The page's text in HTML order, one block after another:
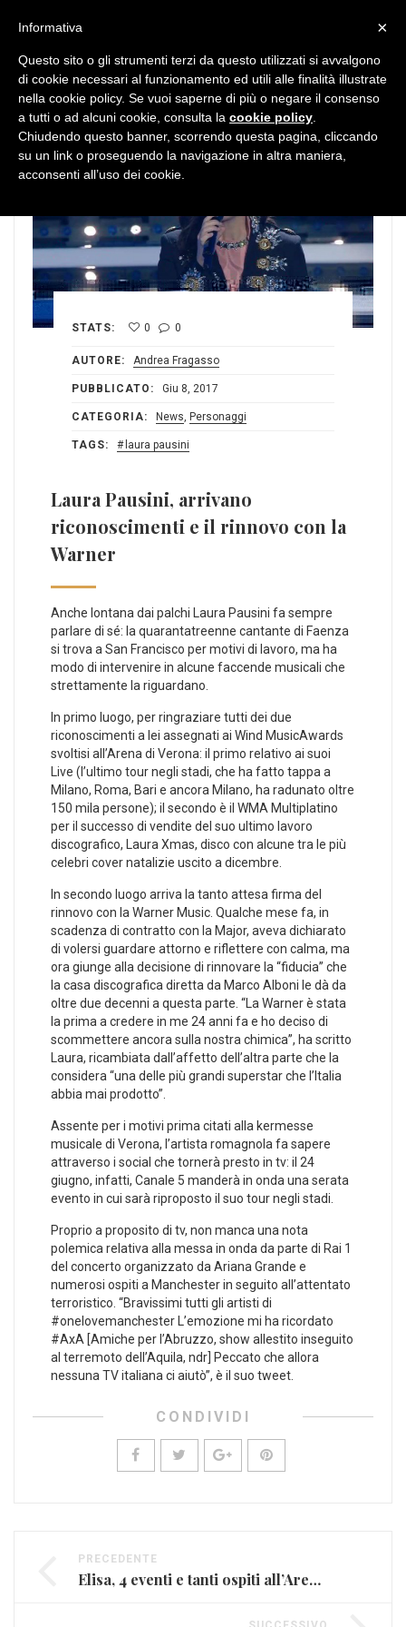
STATS: 0 0
AUTORE: Andrea Fragasso
PUBBLICATO: Giu 8, 2017
CATEGORIA: News Personaggi
TAGS: laura pausini
Laura Pausini, arrivano
riconoscimenti e il rinnovo con la
Warner
Anche lontana dai palchi Laura Pausini fa sempre
parlare di sé: la quarantatreenne cantante di Faenza
si trova a San Francisco per motivi di lavoro, ma ha
modo di intervenire in alcune faccende musicali che
strettamente la riguardano.
In primo luogo, per ringraziare tutti dei due
riconoscimenti a lei assegnati ai Wind MusicAwards
svoltisi all’Arena di Verona: il primo relativo ai suoi
Live (l’ultimo tour negli stadi, che ha fatto tappa a
Milano, Roma, Bari e ancora Milano, ha radunato oltre
150 mila persone); il secondo è il WMA Multiplatino
per il successo di vendite del suo ultimo lavoro
discografico, Laura Xmas, disco con alcune tra le più
celebri cover natalizie uscito a dicembre.
In secondo luogo arriva la tanto attesa firma del
rinnovo con la Warner Music. Qualche mese fa, in
scadenza di contratto con la Major, aveva dichiarato
di volersi guardare attorno e riflettere con calma, ma
ora giunge alla decisione di rinnovare la “fiducia” che
la casa discografica diretta da Marco Alboni le dà da
oltre due decenni a questa parte. “La Warner è stata
la prima a credere in me 24 anni fa e ho deciso di
scommettere ancora sulla nostra chimica”, ha scritto
Laura, ricambiata dall’affetto dell’altra parte che la
considera “una delle più grandi superstar che l’Italia
abbia mai prodotto”.
Assente per i motivi prima citati alla kermesse
musicale di Verona, l’artista romagnola fa sapere
attraverso i social che tornerà presto in tv: il 24
giugno, infatti, Canale 5 manderà in onda una serata
evento in cui sarà riproposto il suo tour negli stadi.
Proprio a proposito di tv, non manca una nota
polemica relativa alla messa in onda da parte di Rai 1
del concerto organizzato da Ariana Grande e
numerosi ospiti a Manchester in seguito all’attentato
terroristico. “Bravissimi tutti gli artisti di
#onelovemanchester L’emozione mi ha ricordato
#AxA [Amiche per l’Abruzzo, show allestito inseguito
al terremoto dell’Aquila, ndr] Peccato che allora
nessuna TV italiana ci aiutò”, è il suo tweet.
CONDIVIDI
PRECEDENTE
Elisa, 4 eventi e tanti ospiti all’Arena di Verona per i 20 anni di carriera
×
Informativa
Questo sito o gli strumenti terzi da questo utilizzati si avvalgono
di cookie necessari al funzionamento ed utili alle finalità illustrate
nella cookie policy. Se vuoi saperne di più o negare il consenso
a tutti o ad alcuni cookie, consulta la cookie policy
Chiudendo questo banner, scorrendo questa pagina, cliccando
su un link o proseguendo la navigazione in altra maniera,
acconsenti all’uso dei cookie.